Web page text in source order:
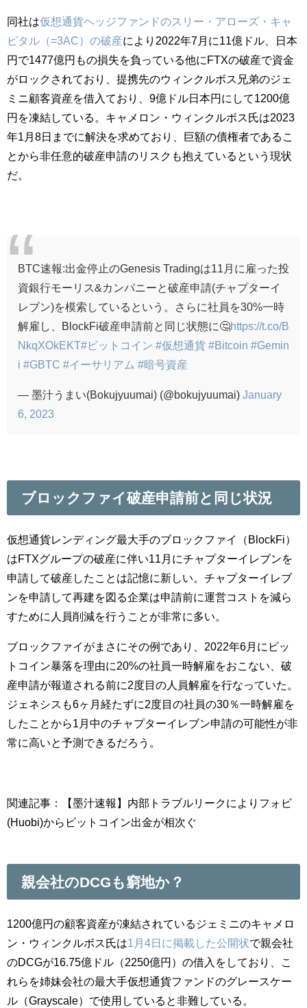
同社は仮想通貨ヘッジファンドのスリー・アローズ・キャ
ピタル（=3AC）の破産により2022年7月に11億ドル、日本
円で1477億円もの損失を負っている他にFTXの破産で資金
がロックされており、提携先のウィンクルボス兄弟のジェ
ミニ顧客資産を借入ており、9億ドル日本円にして1200億
円を凍結している。キャメロン・ウィンクルボス氏は2023
年1月8日までに解決を求めており、巨額の債権者であるこ
とから非任意的破産申請のリスクも抱えているという現状
だ。
BTC速報:出金停止のGenesis Tradingは11月に雇った投
資銀行モーリス&カンパニーと破産申請(チャプターイ
レブン)を模索しているという。さらに社員を30%一時
解雇し、BlockFi破産申請前と同じ状態に🤔https://t.co/B
NkqXOkEKT#ビットコイン #仮想通貨 #Bitcoin #Gemin
i #GBTC #イーサリアム #暗号資産
— 墨汁うまい(Bokujyuumai) (@bokujyuumai) January
6, 2023
ブロックファイ破産申請前と同じ状況
仮想通貨レンディング最大手のブロックファイ（BlockFi）
はFTXグループの破産に伴い11月にチャプターイレブンを
申請して破産したことは記憶に新しい。チャプターイレブ
ンを申請して再建を図る企業は申請前に運営コストを減ら
すために人員削減を行うことが非常に多い。
ブロックファイがまさにその例であり、2022年6月にビッ
トコイン暴落を理由に20%の社員一時解雇をおこない、破
産申請が報道される前に2度目の人員解雇を行なっていた。
ジェネシスも6ヶ月経たずに2度目の社員の30％一時解雇を
したことから1月中のチャプターイレブン申請の可能性が非
常に高いと予測できるだろう。
関連記事：【墨汁速報】内部トラブルリークによりフォビ
(Huobi)からビットコイン出金が相次ぐ
親会社のDCGも窮地か？
1200億円の顧客資産が凍結されているジェミニのキャメロ
ン・ウィンクルボス氏は1月4日に掲載した公開状で親会社
のDCGが16.75億ドル（2250億円）の借入をしており、こ
れらを姉妹会社の最大手仮想通貨ファンドのグレースケー
ル（Grayscale）で使用していると非難している。